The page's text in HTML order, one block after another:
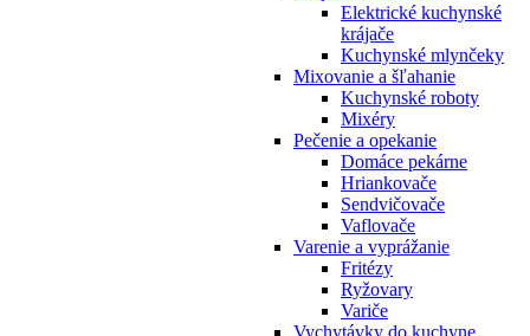
Elektrické kuchynské
krájače
Kuchynské mlynčeky
Mixovanie a šľahanie
Kuchynské roboty
Mixéry
Pečenie a opekanie
Domáce pekárne
Hriankovače
Sendvičovače
Vaflovače
Varenie a vyprážanie
Fritézy
Ryžovary
Variče
Vychytávky do kuchyne